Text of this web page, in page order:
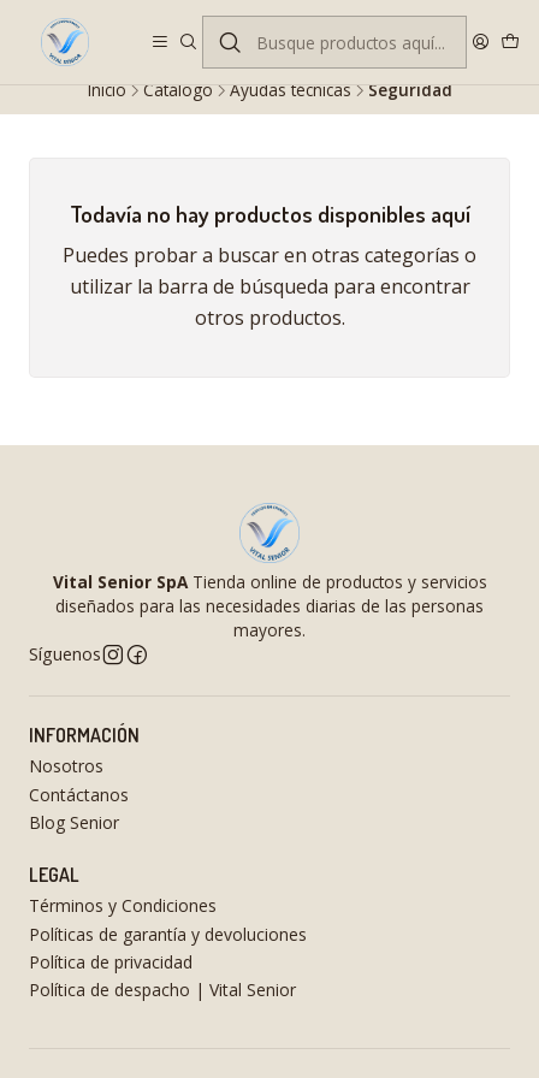
Despacho gratis en RM desde $100.000. Revisa las condiciones.
Inicio Catálogo Ayudas técnicas Seguridad
Todavía no hay productos disponibles aquí
Puedes probar a buscar en otras categorías o
utilizar la barra de búsqueda para encontrar
otros productos.
Vital Senior SpATienda online de productos y servicios
diseñados para las necesidades diarias de las personas
mayores.
Síguenos
INFORMACIÓN
Nosotros
Contáctanos
Blog Senior
LEGAL
Términos y Condiciones
Políticas de garantía y devoluciones
Política de privacidad
Política de despacho | Vital Senior